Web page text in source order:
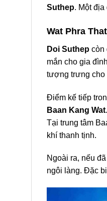
Suthep. Một
Wat Phra
Doi Suthep còn
mắn cho gia đình
tượng trưng cho
Điểm kế tiếp
Baan Kang Wat
Tại trung tâm
khí thanh tịnh.
Ngoài ra, nếu
ngôi làng. Đặc